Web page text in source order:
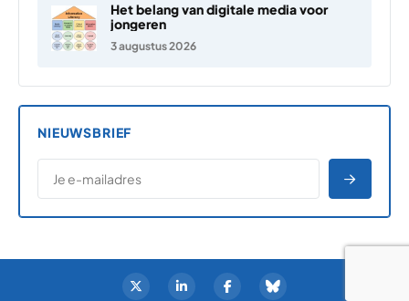
Het belang van digitale media voor
jongeren
3 augustus 2026
NIEUWSBRIEF
E-MAILADRES
*